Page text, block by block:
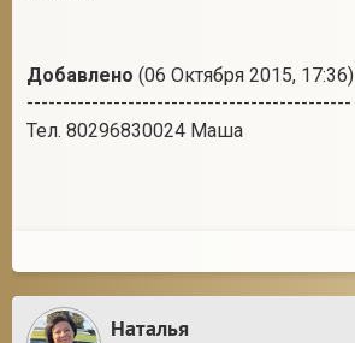
Добавлено (06 Октября 2015, 17:36)
---------------------------------------------
Тел. 80296830024 Маша
Наталья